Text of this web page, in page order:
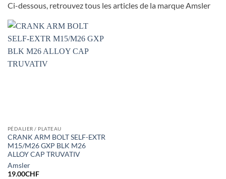
Ci-dessous, retrouvez tous les articles de la marque Amsler
PÉDALIER / PLATEAU
CRANK ARM BOLT SELF-EXTR
M15/M26 GXP BLK M26
ALLOY CAP TRUVATIV
Amsler
19.00CHF